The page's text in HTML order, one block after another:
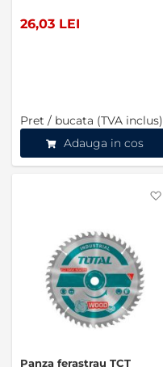
26,03 LEI
Pret / bucata (TVA inclus)
Adauga in cos
Panza ferastrau TCT